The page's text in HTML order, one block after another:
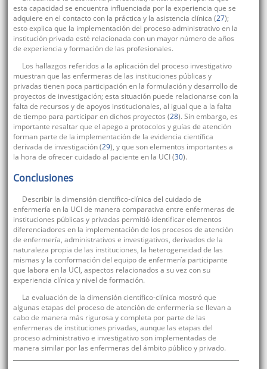
esta capacidad se encuentra influenciada por la experiencia que se
adquiere en el contacto con la práctica y la asistencia clínica (27);
esto explica que la implementación del proceso administrativo en la
institución privada esté relacionada con un mayor número de años
de experiencia y formación de las profesionales.
Los hallazgos referidos a la aplicación del proceso investigativo
muestran que las enfermeras de las instituciones públicas y
privadas tienen poca participación en la formulación y desarrollo de
proyectos de investigación; esta situación puede relacionarse con la
falta de recursos y de apoyos institucionales, al igual que a la falta
de tiempo para participar en dichos proyectos (28). Sin embargo, es
importante resaltar que el apego a protocolos y guías de atención
forman parte de la implementación de la evidencia científica
derivada de investigación (29), y que son elementos importantes a
la hora de ofrecer cuidado al paciente en la UCI (30).
Conclusiones
Describir la dimensión científico-clínica del cuidado de
enfermería en la UCI de manera comparativa entre enfermeras de
instituciones públicas y privadas permitió identificar elementos
diferenciadores en la implementación de los procesos de atención
de enfermería, administrativos e investigativos, derivados de la
naturaleza propia de las instituciones, la heterogeneidad de las
mismas y la conformación del equipo de enfermería participante
que labora en la UCI, aspectos relacionados a su vez con su
experiencia clínica y nivel de formación.
La evaluación de la dimensión científico-clínica mostró que
algunas etapas del proceso de atención de enfermería se llevan a
cabo de manera más rigurosa y completa por parte de las
enfermeras de instituciones privadas, aunque las etapas del
proceso administrativo e investigativo son implementadas de
manera similar por las enfermeras del ámbito público y privado.